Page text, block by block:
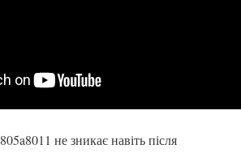
не зникає навіть після